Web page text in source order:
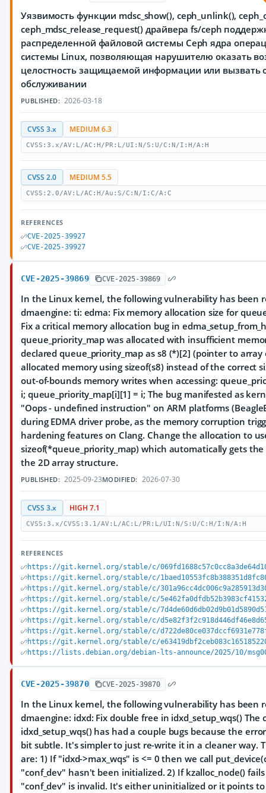
Уязвимость функции mdsc_show(), ceph_unlink(),
ceph_mdsc_release_request() драйвера fs/ceph
распределенной файловой системы Ceph ядра
системы Linux, позволяющая нарушителю оказать
целостность защищаемой информации или вызвать
обслуживании
PUBLISHED: 2026-03-18
CVSS 3.x MEDIUM 6.3
CVSS:3.x/AV:L/AC:H/PR:L/UI:N/S:U/C:N/I:H/A:H
CVSS 2.0 MEDIUM 5.5
CVSS:2.0/AV:L/AC:H/Au:S/C:N/I:C/A:C
REFERENCES
CVE-2025-39927
CVE-2025-39927
CVE-2025-39869 CVE-2025-39869
In the Linux kernel, the following vulnerability has been
dmaengine: ti: edma: Fix memory allocation size for
Fix a critical memory allocation bug in
queue_priority_map was allocated with insufficient
declared queue_priority_map as s8 (*)[2] (pointer to array
allocated memory using sizeof(s8) instead of the correct
out-of-bounds memory writes when accessing:
i; queue_priority_map[i][1] = i; The bug manifested as
"Oops - undefined instruction" on ARM platforms
during EDMA driver probe, as the memory corruption
hardening features on Clang. Change the allocation to
sizeof(*queue_priority_map) which automatically gets the
the 2D array structure.
PUBLISHED: 2025-09-23MODIFIED: 2026-07-30
CVSS 3.x HIGH 7.1
CVSS:3.x/CVSS:3.1/AV:L/AC:L/PR:L/UI:N/S:U/C:H/I:N/A:H
REFERENCES
https://git.kernel.org/stable/c/
https://git.kernel.org/stable/c/
https://git.kernel.org/stable/c/
https://git.kernel.org/stable/c/
https://git.kernel.org/stable/c/
https://git.kernel.org/stable/c/
https://git.kernel.org/stable/c/
https://git.kernel.org/stable/c/
https://lists.debian.org/debian-lts-announce/2025/10/
CVE-2025-39870 CVE-2025-39870
In the Linux kernel, the following vulnerability has been
dmaengine: idxd: Fix double free in idxd_setup_wqs() The
idxd_setup_wqs() has had a couple bugs because the
bit subtle. It's simpler to just re-write it in a cleaner way.
are: 1) If "idxd->max_wqs" is <= 0 then we call
"conf_dev" hasn't been initialized. 2) If kzalloc_node()
"conf_dev" is invalid. It's either uninitialized or it points